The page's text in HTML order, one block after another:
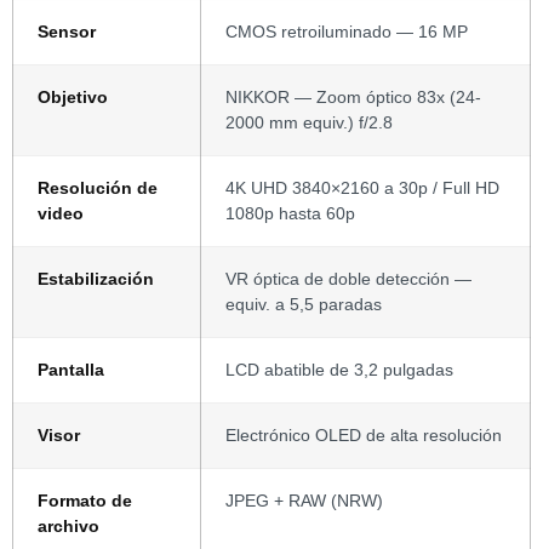
Sensor CMOS retroiluminado — 16 MP
Objetivo
NIKKOR — Zoom óptico 83x (24-
2000 mm equiv.) f/2.8
Resolución de
video
4K UHD 3840×2160 a 30p / Full HD
1080p hasta 60p
Estabilización
VR óptica de doble detección —
equiv. a 5,5 paradas
Pantalla LCD abatible de 3,2 pulgadas
Visor Electrónico OLED de alta resolución
Formato de
archivo
JPEG + RAW (NRW)